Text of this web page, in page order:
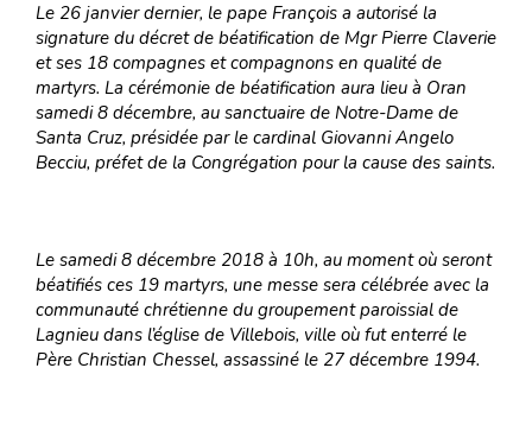
Le 26 janvier dernier, le pape François a autorisé la
signature du décret de béatification de Mgr Pierre Claverie
et ses 18 compagnes et compagnons en qualité de
martyrs. La cérémonie de béatification aura lieu à Oran
samedi 8 décembre, au sanctuaire de Notre-Dame de
Santa Cruz, présidée par le cardinal Giovanni Angelo
Becciu, préfet de la Congrégation pour la cause des saints.
Le samedi 8 décembre 2018 à 10h, au moment où seront
béatifiés ces 19 martyrs, une messe sera célébrée avec la
communauté chrétienne du groupement paroissial de
Lagnieu dans l’église de Villebois, ville où fut enterré le
Père Christian Chessel, assassiné le 27 décembre 1994.